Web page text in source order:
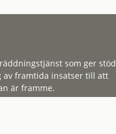
som ger stöd
av framtida insatser till att
är framme.